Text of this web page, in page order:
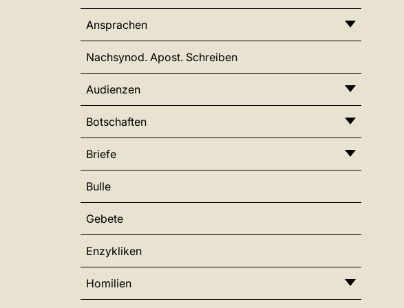
Ansprachen
Nachsynod. Apost. Schreiben
Audienzen
Botschaften
Briefe
Bulle
Gebete
Enzykliken
Homilien